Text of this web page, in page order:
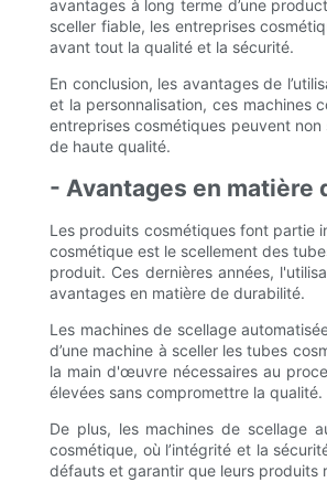
avantages à long terme d’une
sceller fiable, les entreprises
avant tout la qualité et la sécurité.
En conclusion, les avantages de
et la personnalisation, ces machines
entreprises cosmétiques peuvent
de haute qualité.
- Avantages en matière
Les produits cosmétiques font partie
cosmétique est le scellement des
produit. Ces dernières années,
avantages en matière de durabilité.
Les machines de scellage
d’une machine à sceller les tubes
la main d'œuvre nécessaires au
élevées sans compromettre la qualité.
De plus, les machines de scellage
cosmétique, où l’intégrité et la
défauts et garantir que leurs produits